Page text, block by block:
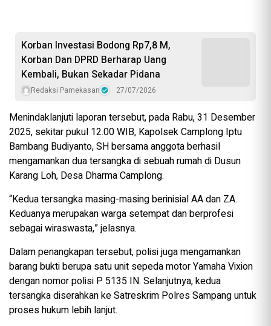
Korban Investasi Bodong Rp7,8 M,
Korban Dan DPRD Berharap Uang
Kembali, Bukan Sekadar Pidana
Redaksi Pamekasan 27/07/2026
Menindaklanjuti laporan tersebut, pada Rabu, 31 Desember
2025, sekitar pukul 12.00 WIB, Kapolsek Camplong Iptu
Bambang Budiyanto, SH bersama anggota berhasil
mengamankan dua tersangka di sebuah rumah di Dusun
Karang Loh, Desa Dharma Camplong.
“Kedua tersangka masing-masing berinisial AA dan ZA.
Keduanya merupakan warga setempat dan berprofesi
sebagai wiraswasta,” jelasnya.
Dalam penangkapan tersebut, polisi juga mengamankan
barang bukti berupa satu unit sepeda motor Yamaha Vixion
dengan nomor polisi P 5135 IN. Selanjutnya, kedua
tersangka diserahkan ke Satreskrim Polres Sampang untuk
proses hukum lebih lanjut.